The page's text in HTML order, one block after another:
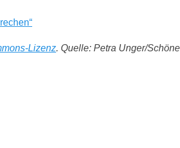
Lizenz. Quelle: Petra Unger/